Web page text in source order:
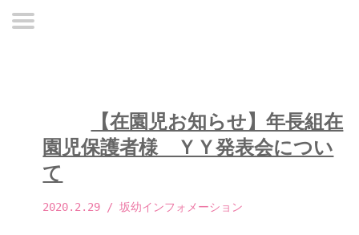
【在園児お知らせ】年長組在
園児保護者様 ＹＹ発表会につい
て
2020.2.29 / 坂幼インフォメーション